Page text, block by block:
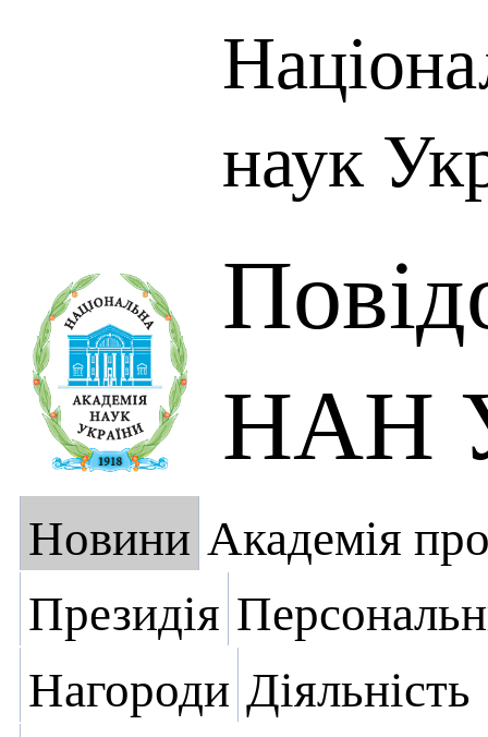
наук
НАН
Новини Академія
Президія
Нагороди Діяльність